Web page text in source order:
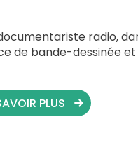
radio,
de bande-dessinée
PLUS